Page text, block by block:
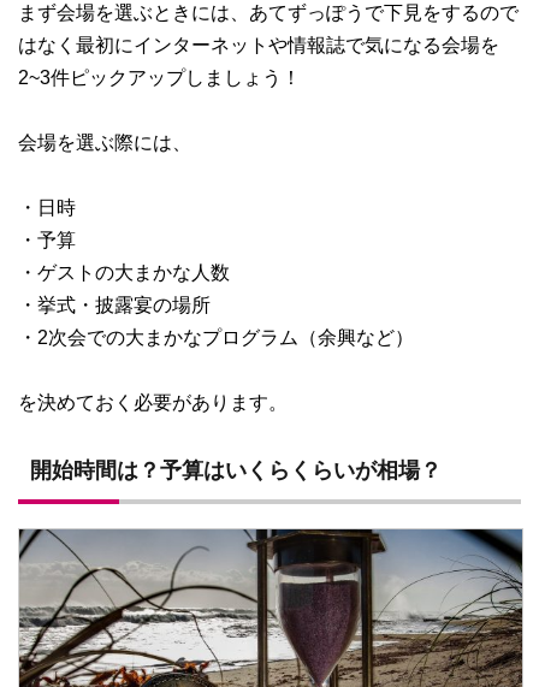
まず会場を選ぶときには、あてずっぽうで下見をするので
はなく最初にインターネットや情報誌で気になる会場を
2~3件ピックアップしましょう！
会場を選ぶ際には、
・日時
・予算
・ゲストの大まかな人数
・挙式・披露宴の場所
・2次会での大まかなプログラム（余興など）
を決めておく必要があります。
開始時間は？予算はいくらくらいが相場？